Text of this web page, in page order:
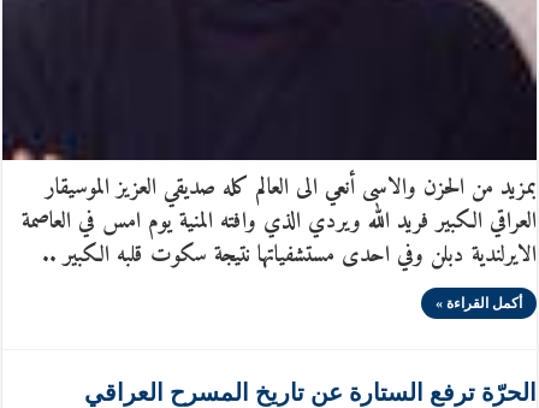
بمزيد من الحزن والاسى أنعي الى العالم كله صديقي العزيز الموسيقار
العراقي الكبير فريد الله ويردي الذي وافته المنية يوم امس في العاصمة
الايرلندية دبلن وفي احدى مستشفياتها نتيجة سكوت قلبه الكبير ..
أكمل القراءة »
الحرّة ترفع الستارة عن تاريخ المسرح العراقي